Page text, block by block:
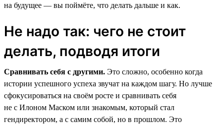
на будущее — вы поймёте, что делать дальше и как.
Не надо так: чего не стоит
делать, подводя итоги
Сравнивать себя с другими. Это сложно, особенно когда
истории успешного успеха звучат на каждом шагу. Но лучше
сфокусироваться на своём росте и сравнивать себя
не с Илоном Маском или знакомым, который стал
гендиректором, а с самим собой, но в прошлом. Это